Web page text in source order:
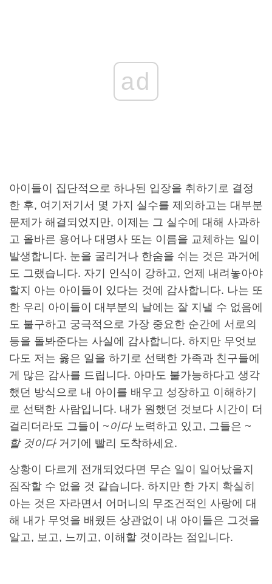
ad
아이들이 집단적으로 하나된 입장을 취하기로 결정
한 후, 여기저기서 몇 가지 실수를 제외하고는 대부분
문제가 해결되었지만, 이제는 그 실수에 대해 사과하
고 올바른 용어나 대명사 또는 이름을 교체하는 일이
발생합니다. 눈을 굴리거나 한숨을 쉬는 것은 과거에
도 그랬습니다. 자기 인식이 강하고, 언제 내려놓아야
할지 아는 아이들이 있다는 것에 감사합니다. 나는 또
한 우리 아이들이 대부분의 날에는 잘 지낼 수 없음에
도 불구하고 궁극적으로 가장 중요한 순간에 서로의
등을 돌봐준다는 사실에 감사합니다. 하지만 무엇보
다도 저는 옳은 일을 하기로 선택한 가족과 친구들에
게 많은 감사를 드립니다. 아마도 불가능하다고 생각
했던 방식으로 내 아이를 배우고 성장하고 이해하기
로 선택한 사람입니다. 내가 원했던 것보다 시간이 더
걸리더라도 그들이
~이다노력하고 있고, 그들은 ~
할 것이다거기에 빨리 도착하세요.
상황이 다르게 전개되었다면 무슨 일이 일어났을지
짐작할 수 없을 것 같습니다. 하지만 한 가지 확실히
아는 것은 자라면서 어머니의 무조건적인 사랑에 대
해 내가 무엇을 배웠든 상관없이 내 아이들은 그것을
알고, 보고, 느끼고, 이해할 것이라는 점입니다.